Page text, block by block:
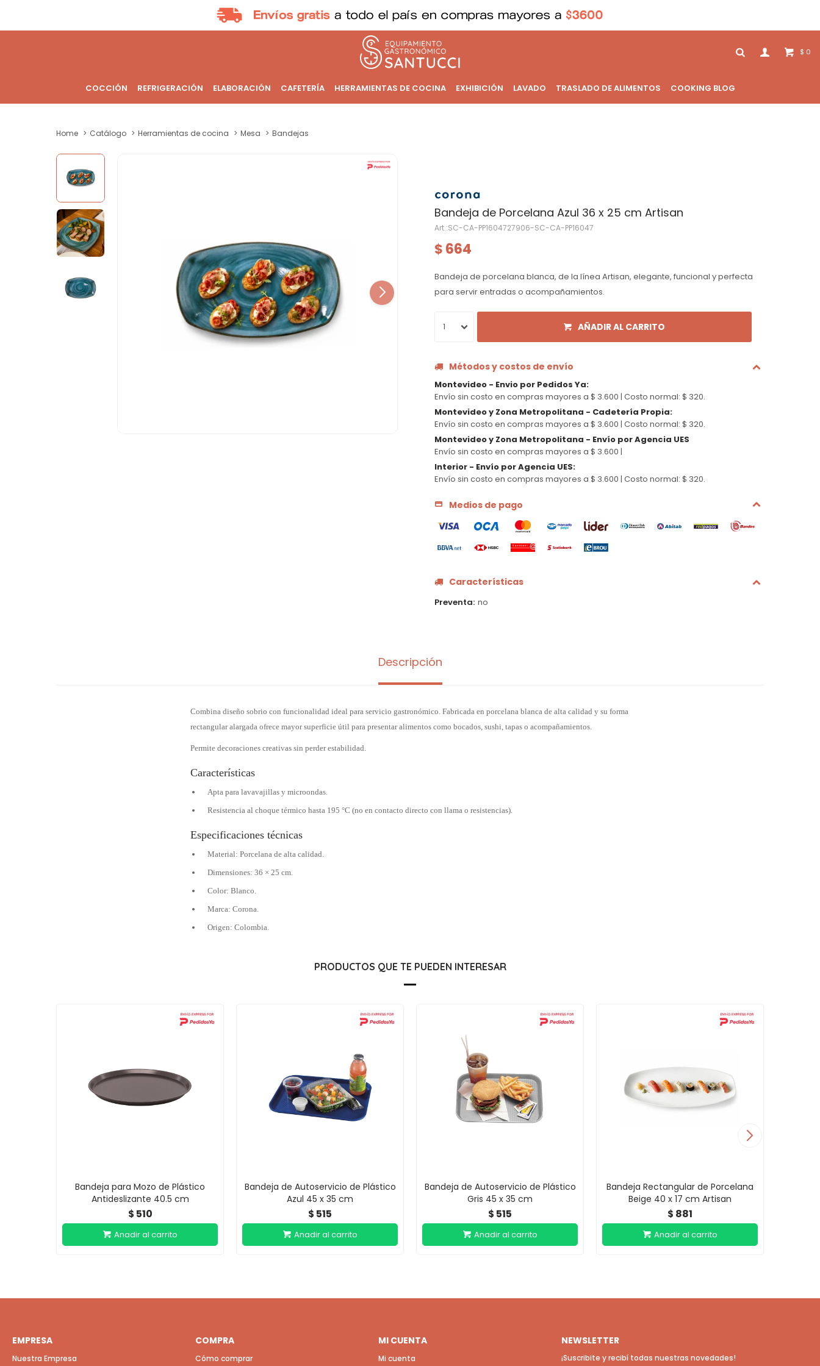
COCCIÓN REFRIGERACIÓN ELABORACIÓN CAFETERÍA HERRAMIENTAS DE COCINA EXHIBICIÓN LAVADO TRASLADO DE ALIMENTOS COOKING BLOG
$ 0
Home Catálogo Herramientas de cocina Mesa Bandejas
Bandeja de Porcelana Azul 36 x 25 cm Artisan
SC-CA-PP1604727906-SC-CA-PP16047
$ 664
Bandeja de porcelana blanca, de la línea Artisan, elegante, funcional y perfecta
para servir entradas o acompañamientos.
1 AÑADIR AL CARRITO
Métodos y costos de envío
Montevideo - Envio por Pedidos Ya:
Envío sin costo en compras mayores a $ 3.600 | Costo normal: $ 320.
Montevideo y Zona Metropolitana - Cadetería Propia:
Envío sin costo en compras mayores a $ 3.600 | Costo normal: $ 320.
Montevideo y Zona Metropolitana - Envío por Agencia UES
Envío sin costo en compras mayores a $ 3.600 |
Interior - Envío por Agencia UES:
Envío sin costo en compras mayores a $ 3.600 | Costo normal: $ 320.
Medios de pago
Características
Preventa no
Descripción
Combina diseño sobrio con funcionalidad ideal para servicio gastronómico. Fabricada en porcelana blanca de alta calidad y su forma
rectangular alargada ofrece mayor superficie útil para presentar alimentos como bocados, sushi, tapas o acompañamientos.
Permite decoraciones creativas sin perder estabilidad.
Características
Apta para lavavajillas y microondas.
Resistencia al choque térmico hasta 195 °C (no en contacto directo con llama o resistencias).
Especificaciones técnicas
Material: Porcelana de alta calidad.
Dimensiones: 36 × 25 cm.
Color: Blanco.
Marca: Corona.
Origen: Colombia.
PRODUCTOS QUE TE PUEDEN INTERESAR
Bandeja para Mozo de Plástico
Antideslizante 40.5 cm
$ 510
Bandeja de Autoservicio de Plástico
Azul 45 x 35 cm
$ 515
Bandeja de Autoservicio de Plástico
Gris 45 x 35 cm
$ 515
Bandeja Rectangular de Porcelana
Beige 40 x 17 cm Artisan
$ 881
EMPRESA
Nuestra Empresa
COMPRA
Cómo comprar
MI CUENTA
Mi cuenta
NEWSLETTER
¡Suscribite y recibí todas nuestras novedades!